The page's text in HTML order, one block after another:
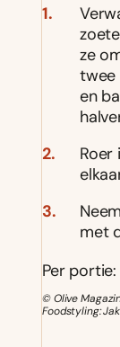
ze
twee
en
met
Per
© Olive
Foodstyling: